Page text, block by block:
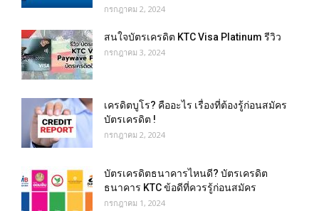
กรกฎาคม 2, 2024
สนใจบัตรเครดิต KTC Visa Platinum รีวิว
กรกฎาคม 3, 2024
เครดิตบูโร? คืออะไร เรื่องที่ต้องรู้ก่อนสมัคร
บัตรเครดิต !
กรกฎาคม 2, 2024
บัตรเครดิตธนาคารไหนดี? บัตรเครดิต
ธนาคาร KTC ข้อดีที่ควรรู้ก่อนสมัคร
กรกฎาคม 1, 2024